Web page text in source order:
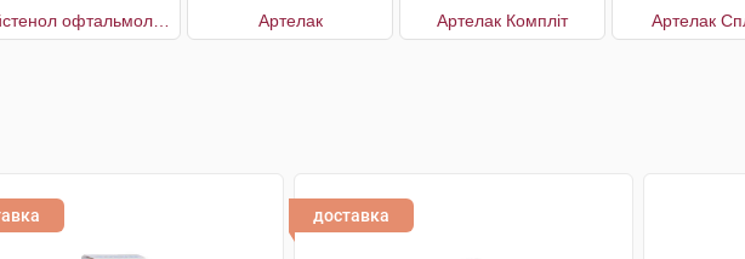
Артелак Артелак Компліт Артелак
доставка